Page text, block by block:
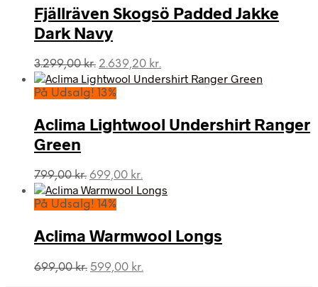
849,00 kr..
799,00 kr..
Fjällräven Skogsö Padded Jakke
Dark Navy
3.299,00kr. Den
oprindelige
pris
3.299,00 kr..
2.639,20 kr.
aktuelle
2.639,20 kr..
På Udsalg! 13%
Aclima Lightwool Undershirt Ranger
Green
799,00kr. Den
oprindelige
pris
799,00 kr..
699,00 kr.
aktuelle
699,00 kr..
På Udsalg! 14%
Aclima Warmwool Longs
699,00kr. Den
599,00 kr.